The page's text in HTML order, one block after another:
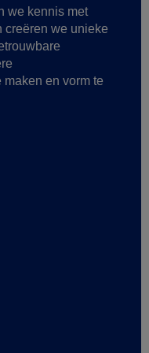
we kennis met
creëren we unieke
maken en vorm te